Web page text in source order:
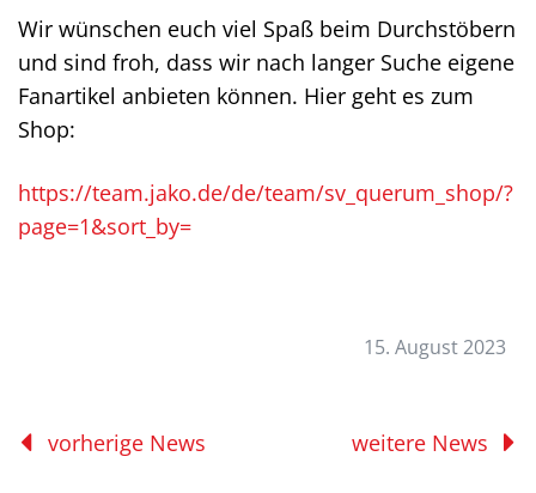
Wir wünschen euch viel Spaß beim Durchstöbern
und sind froh, dass wir nach langer Suche eigene
Fanartikel anbieten können. Hier geht es zum
Shop:
https://team.jako.de/de/team/sv_querum_shop/?
page=1&sort_by=
15. August 2023
vorherige News weitere News